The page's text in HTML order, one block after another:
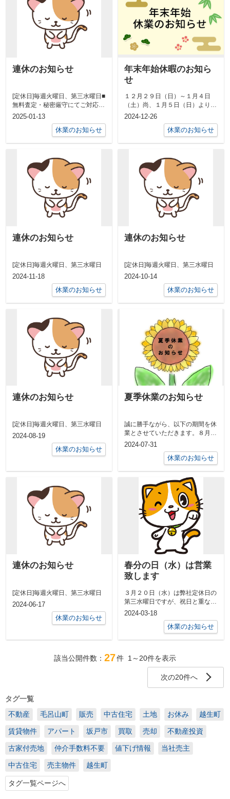
連休のお知らせ
[定休日]毎週火曜日、第三水曜日■
無料査定・秘密厳守にてご対応さ
せていただきます■毛呂山町・越
2025-01-13
休業のお知らせ
年末年始休暇のお知ら
せ
１２月２９日（日）～１月４日
（土）尚、１月５日（日）より通
常営業となります。ご迷惑・ご不
便をおかけ致...
2024-12-26
休業のお知らせ
連休のお知らせ
[定休日]毎週火曜日、第三水曜日
2024-11-18
休業のお知らせ
連休のお知らせ
[定休日]毎週火曜日、第三水曜日
2024-10-14
休業のお知らせ
連休のお知らせ
[定休日]毎週火曜日、第三水曜日
2024-08-19
休業のお知らせ
夏季休業のお知らせ
誠に勝手ながら、以下の期間を休
業とさせていただきます。８月１
２日（月）～８月１６日（金）
尚、休業期間...
2024-07-31
休業のお知らせ
連休のお知らせ
[定休日]毎週火曜日、第三水曜日
2024-06-17
休業のお知らせ
春分の日（水）は営業
致します
３月２０日（水）は弊社定休日の
第三水曜日ですが、祝日と重なっ
た為、営業することにしました。
2024-03-18
休業のお知らせ
該当公開件数： 27件 1～20件を表示
次の20件へ
タグ一覧
不動産
毛呂山町 販売 中古住宅 土地 お休み 越生町
賃貸物件 アパート 坂戸市 買取 売却 不動産投資
古家付売地 仲介手数料不要 値下げ情報 当社売主
中古住宅 売主物件 越生町
タグ一覧ページへ